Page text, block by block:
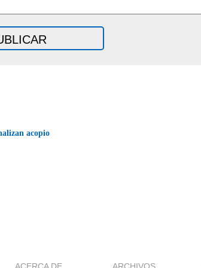
acopio
ACERCA DE ARCHIVOS